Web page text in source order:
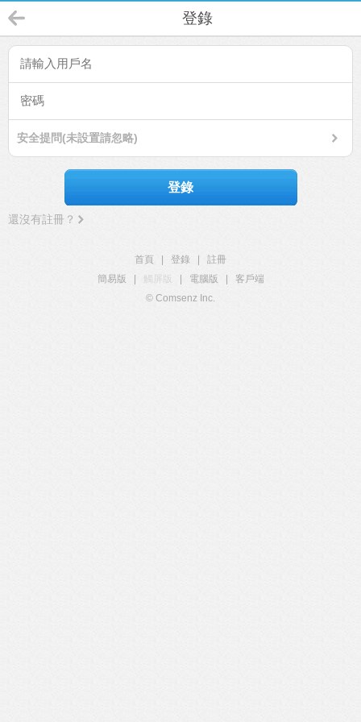
登錄
安全提問(未設置請忽略)
登錄
還沒有註冊？
首頁 登錄
註冊
簡易版
觸屏版 電腦版
客戶端
© Comsenz Inc.